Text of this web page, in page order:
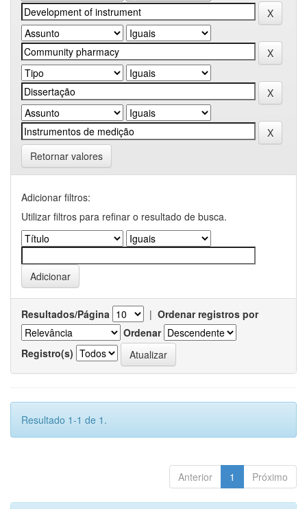
Retornar valores
Adicionar filtros:
Utilizar filtros para refinar o resultado de busca.
Resultados/Página | Ordenar registros por
Ordenar
Registro(s)
Resultado 1-1 de 1.
Anterior 1 Próximo